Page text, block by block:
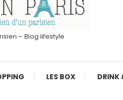
– Blog lifestyle
LES BOX DRINK